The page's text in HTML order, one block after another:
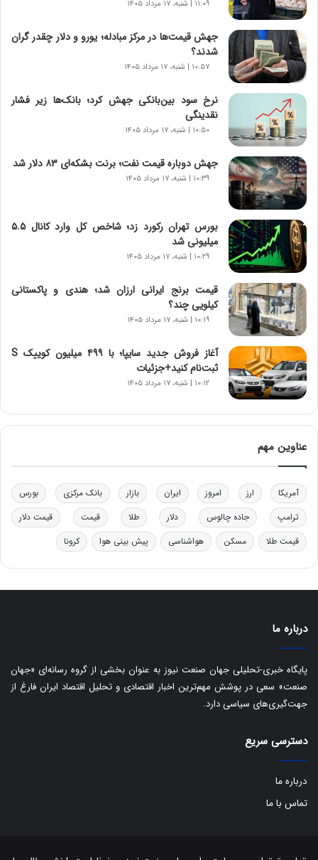
س
ت
|
ب
ر
ن
ا
ه
ج
د
ی
د
ا
ر
ا
ن‌
خ
و
د
ر
و
ب
ر
ا
ی
ت
و
ل
د
خ
و
د
ر
و
ی
ک
ی
ف
ی
۱۱:۰۹ | شنبه، ۱۷ مرداد ۱۴۰۵
جهش قیمت‌ها در مرکز مبادله؛ یورو و دلار چقدر گران
شدند؟
۱۰:۵۷ | شنبه، ۱۷ مرداد ۱۴۰۵
نرخ سود بین‌بانکی جهش کرد؛ بانک‌ها زیر فشار
نقدینگی
۱۰:۵۰ | شنبه، ۱۷ مرداد ۱۴۰۵
جهش دوباره قیمت نفت؛ برنت بشکه‌ای ۸۳ دلار شد
۱۰:۳۹ | شنبه، ۱۷ مرداد ۱۴۰۵
بورس تهران رکورد زد؛ شاخص کل وارد کانال ۵.۵
میلیونی شد
۱۰:۲۹ | شنبه، ۱۷ مرداد ۱۴۰۵
قیمت برنج ایرانی ارزان شد؛ هندی و پاکستانی
کیلویی چند؟
۱۰:۱۹ | شنبه، ۱۷ مرداد ۱۴۰۵
آغاز فروش جدید سایپا؛ با ۴۹۹ میلیون کوییک S
ثبت‌نام کنید+جزئیات
۱۰:۱۲ | شنبه، ۱۷ مرداد ۱۴۰۵
عناوین مهم
آمریکا ارز امروز ایران بازار بانک مرکزی
بورس
ترامپ
جاده چالوس دلار طلا قیمت
قیمت دلار
قیمت طلا
مسکن هواشناسی پیش بینی هوا کرونا
درباره ما
پایگاه خبری-تحلیلی جهان صنعت نیوز به عنوان بخشی از گروه رسانه‌ای «جهان
صنعت» سعی در پوشش مهم‌ترین اخبار اقتصادی و تحلیل اقتصاد ایران فارغ از
جهت‌گیری‌های سیاسی دارد.
دسترسی سریع
درباره ما
تماس با ما